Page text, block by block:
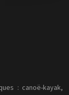
: canoë-kayak,